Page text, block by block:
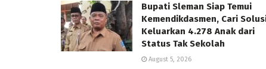
Bupati Sleman Siap Temui
Kemendikdasmen, Cari
Keluarkan 4.278 Anak dari
Status Tak Sekolah
August 5, 2026